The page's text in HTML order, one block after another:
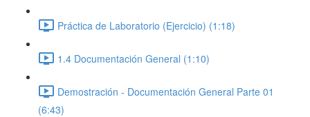
Práctica de Laboratorio (Ejercicio) (1:18)
1.4 Documentación General (1:10)
Demostración - Documentación General Parte 01
(6:43)